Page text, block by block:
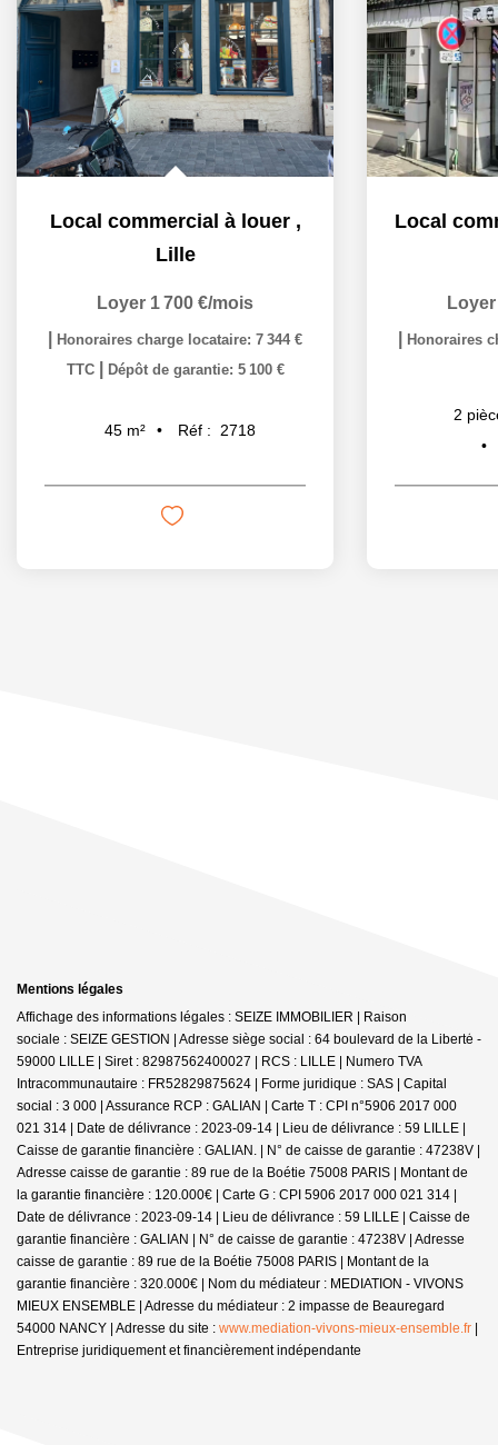
Local commercial à louer ,
Lille
Loyer 1 700 €/mois
Honoraires charge locataire: 7 344 €
TTC
Dépôt de garantie: 5 100 €
45 m² Réf : 2718
Honoraires
2
Mentions légales
Affichage des informations légales : SEIZE IMMOBILIER | Raison
sociale : SEIZE GESTION | Adresse siège social : 64 boulevard de la Liberté -
59000 LILLE | Siret : 82987562400027 | RCS : LILLE | Numero TVA
Intracommunautaire : FR52829875624 | Forme juridique : SAS | Capital
social : 3 000 | Assurance RCP : GALIAN | Carte T : CPI n°5906 2017 000
021 314 | Date de délivrance : 2023-09-14 | Lieu de délivrance : 59 LILLE |
Caisse de garantie financière : GALIAN. | N° de caisse de garantie : 47238V |
Adresse caisse de garantie : 89 rue de la Boétie 75008 PARIS | Montant de
la garantie financière : 120.000€ | Carte G : CPI 5906 2017 000 021 314 |
Date de délivrance : 2023-09-14 | Lieu de délivrance : 59 LILLE | Caisse de
garantie financière : GALIAN | N° de caisse de garantie : 47238V | Adresse
caisse de garantie : 89 rue de la Boétie 75008 PARIS | Montant de la
garantie financière : 320.000€ | Nom du médiateur : MEDIATION - VIVONS
MIEUX ENSEMBLE | Adresse du médiateur : 2 impasse de Beauregard
54000 NANCY | Adresse du site : www.mediation-vivons-mieux-ensemble.fr |
Entreprise juridiquement et financièrement indépendante